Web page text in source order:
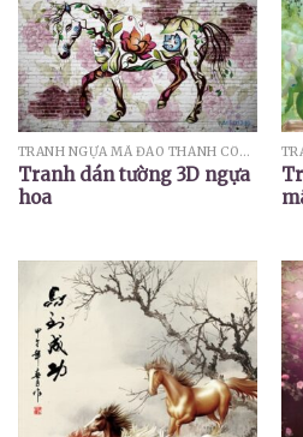
TRANH NGỰA MÃ ĐÁO THÀNH CÔNG
Tranh dán tường 3D ngựa
hoa